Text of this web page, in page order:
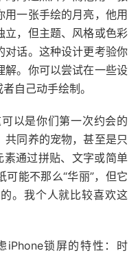
用一张手绘的月亮，他用
立，但主题、风格或色彩
对话。这种设计更考验你
解。你可以尝试在一些设
自己动手绘制。
以是你们第一次约会的
同养的宠物，甚至是只
素通过拼贴、文字或简单
能不那么“华丽”，但它
。我个人就比较喜欢这
iPhone锁屏的特性：时